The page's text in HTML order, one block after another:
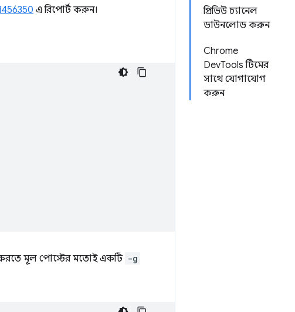
প্রিভিউ চ্যানেল
ডাউনলোড করুন
Chrome
DevTools টিমের
সাথে যোগাযোগ
করুন
এ রিপোর্ট করুন।
করতে মূল পোস্টের মতোই একটি -g